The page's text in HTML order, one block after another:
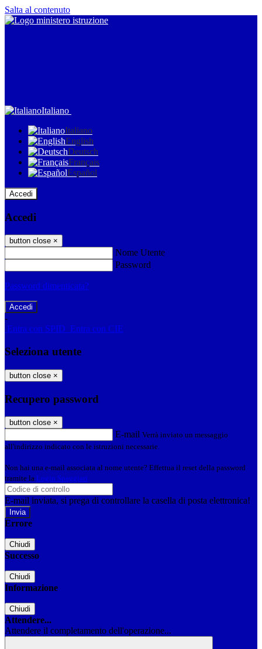
Salta al contenuto
Italiano
Italiano
English
Deutsch
Français
Español
Accedi
Accedi
button close ×
Nome Utente
Password
Password dimenticata?
-
Entra con SPID Entra con CIE
Seleziona utente
button close ×
Recupero password
button close ×
E-mail Verrà inviato un messaggio
all'indirizzo indicato con le istruzioni necessarie.
Non hai una e-mail associata al nome utente? Effettua il reset della password
tramite la Login Spaggiari
E-mail inviata, si prega di controllare la casella di posta elettronica!
Errore
Chiudi
Successo
Chiudi
Informazione
Chiudi
Attendere...
Attendere il completamento dell'operazione...